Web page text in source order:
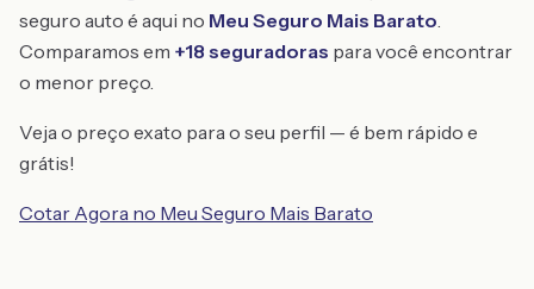
seguro auto é aqui no Meu Seguro Mais Barato.
Comparamos em +18 seguradoras para você encontrar
o menor preço.
Veja o preço exato para o seu perfil — é bem rápido e
grátis!
Cotar Agora no Meu Seguro Mais Barato